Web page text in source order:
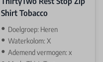
Shirt Tobacco
Doelgroep: Heren
Waterkolom: X
Ademend vermogen: x